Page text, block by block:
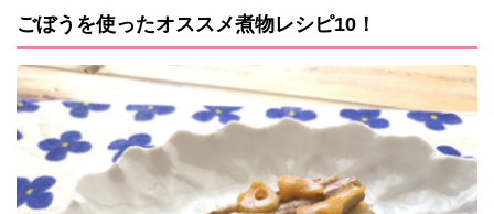
ごぼうを使ったオススメ煮物レシピ10！